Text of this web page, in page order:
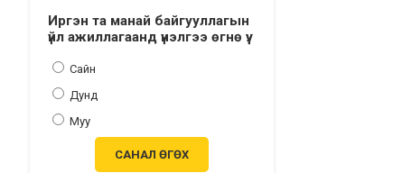
Иргэн та манай байгууллагын
үйл ажиллагаанд үнэлгээ өгнө үү.
Сайн
Дунд
Муу
САНАЛ ӨГӨХ